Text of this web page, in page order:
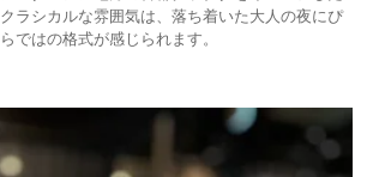
ラシカルな雰囲気は、落ち着いた大人の夜にぴ
ではの格式が感じられます。